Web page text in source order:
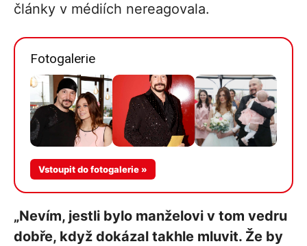
články v médiích nereagovala.
Fotogalerie
Vstoupit do fotogalerie »
„Nevím, jestli bylo manželovi v tom vedru
dobře, když dokázal takhle mluvit. Že by